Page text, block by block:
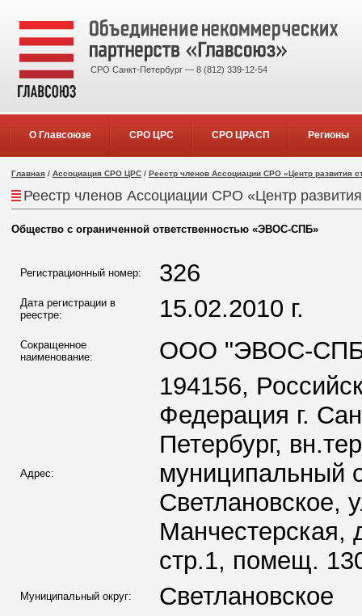
СРО Санкт-Петербург — 8 (812) 339-12-54
О Главсоюзе СРО ЦРС СРО ЦРАСП Регионы
Главная / Ассоциация СРО ЦРС / Реестр членов Ассоциации СРО «Центр развития
Реестр членов Ассоциации СРО «Центр развития
Общество с ограниченной ответственностью «ЭВОС-СПБ»
Регистрационный номер: 326
Дата регистрации в
реестре:
15.02.2010 г.
Сокращенное
наименование:
ООО "ЭВОС-
Адрес:
194156,
Федерация г.
Петербург,
муниципальный
Светлановское,
Манчестерская,
стр.1, помещ.
Муниципальный округ: Светлановское